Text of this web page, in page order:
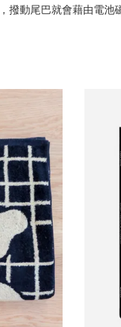
撥動尾巴就會藉由電